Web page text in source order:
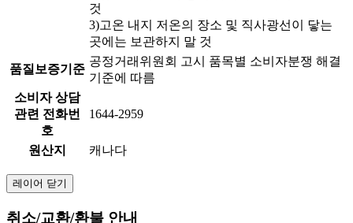
것
3)고온 내지 저온의 장소 및 직사광선이 닿는
곳에는 보관하지 말 것
품질보증기준
공정거래위원회 고시 품목별 소비자분쟁 해결
기준에 따름
소비자 상담
관련 전화번
호
1644-2959
원산지 캐나다
레이어 닫기
취소/교환/환불 안내